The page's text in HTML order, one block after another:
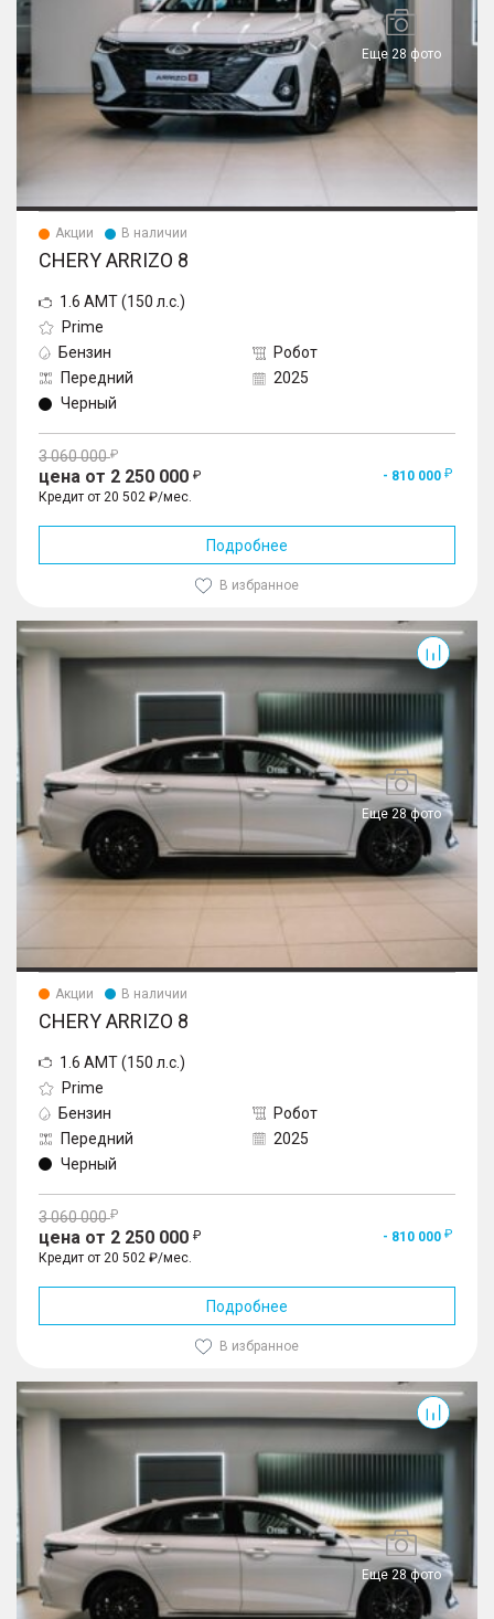
Еще 28 фото
Акции В наличии
CHERY ARRIZO 8
1.6 AMT (150 л.с.)
Prime
Бензин
Робот
Передний
2025
Черный
3 060 000
цена от 2 250 000
- 810 000
Кредит от 20 502 ₽/мес.
Подробнее
В избранное
Еще 28 фото
Arrizo 8
Акции В наличии
CHERY ARRIZO 8
1.6 AMT (150 л.с.)
Prime
Бензин
Робот
Передний
2025
Черный
3 060 000
цена от 2 250 000
- 810 000
Кредит от 20 502 ₽/мес.
Подробнее
В избранное
Еще 28 фото
Arrizo 8